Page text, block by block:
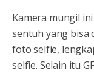
Kamera mungil
sentuh yang bisa
foto selfie,
selfie. Selain itu